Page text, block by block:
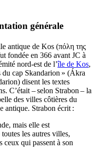
générale
antique de Kos (πόλη της
fondée en 366 avant JC à
nord-est de l’île de Kos,
du cap Skandarion » (Ákra
) disent les textes
C’était – selon Strabon – la
des villes côtières du
antique. Strabon écrit :
mais elle est
les autres villes,
ceux qui passent à son